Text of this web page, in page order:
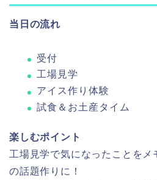
当日の流れ
受付
工場見学
アイス作り体験
試食＆お土産タイム
楽しむポイント
工場見学で気になったことをメ
の話題作りに！